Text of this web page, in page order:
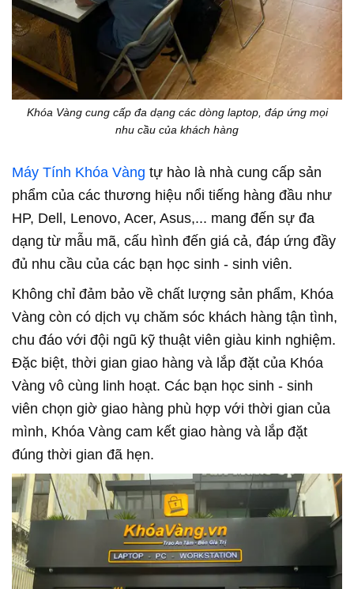
Khóa Vàng cung cấp đa dạng các dòng laptop, đáp ứng mọi
nhu cầu của khách hàng
Máy Tính Khóa Vàng tự hào là nhà cung cấp sản
phẩm của các thương hiệu nổi tiếng hàng đầu như
HP, Dell, Lenovo, Acer, Asus,... mang đến sự đa
dạng từ mẫu mã, cấu hình đến giá cả, đáp ứng đầy
đủ nhu cầu của các bạn học sinh - sinh viên.
Không chỉ đảm bảo về chất lượng sản phẩm, Khóa
Vàng còn có dịch vụ chăm sóc khách hàng tận tình,
chu đáo với đội ngũ kỹ thuật viên giàu kinh nghiệm.
Đặc biệt, thời gian giao hàng và lắp đặt của Khóa
Vàng vô cùng linh hoạt. Các bạn học sinh - sinh
viên chọn giờ giao hàng phù hợp với thời gian của
mình, Khóa Vàng cam kết giao hàng và lắp đặt
đúng thời gian đã hẹn.